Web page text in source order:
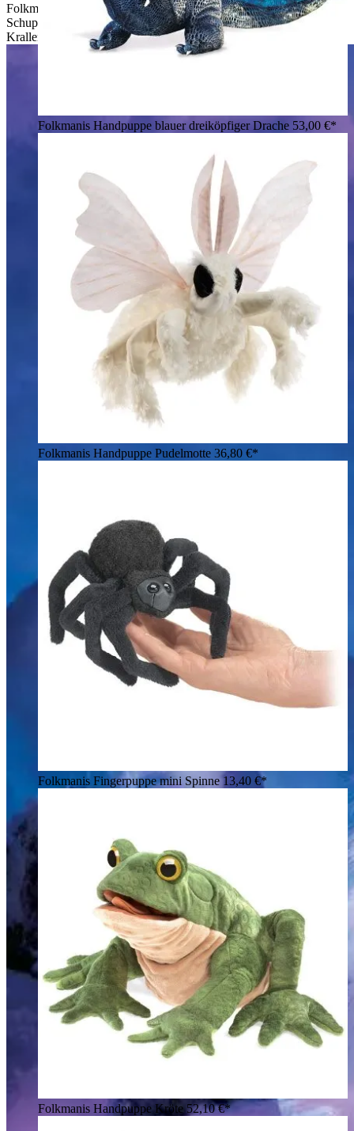
Folkmanis Handpuppe Eisdrache von hinten: blau-silbernes
Schuppenmuster, lange weiße Mähne, graue Hörner und
Krallen
Folkmanis Handpuppe blauer dreiköpfiger Drache 53,00 €*
Folkmanis Handpuppe Pudelmotte 36,80 €*
Folkmanis Fingerpuppe mini Spinne 13,40 €*
Folkmanis Handpuppe Kröte 52,10 €*